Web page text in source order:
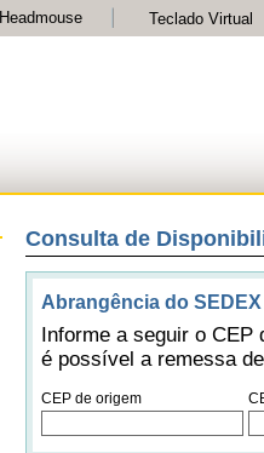
Teclado Virtual
Headmouse
Consulta de
Abrangência do SEDEX
Informe a seguir o CEP
é possível a remessa
CEP de origem